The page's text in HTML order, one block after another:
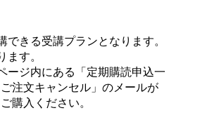
きる受講プランとなります。
す。
ージ内にある「定期購読申込一
注文キャンセル」のメールが
購入ください。